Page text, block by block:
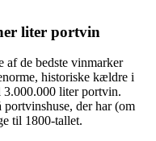
liter portvin
af de bedste vinmarker
historiske kældre i
liter portvin.
portvinshuse, der har (om
til 1800-tallet.